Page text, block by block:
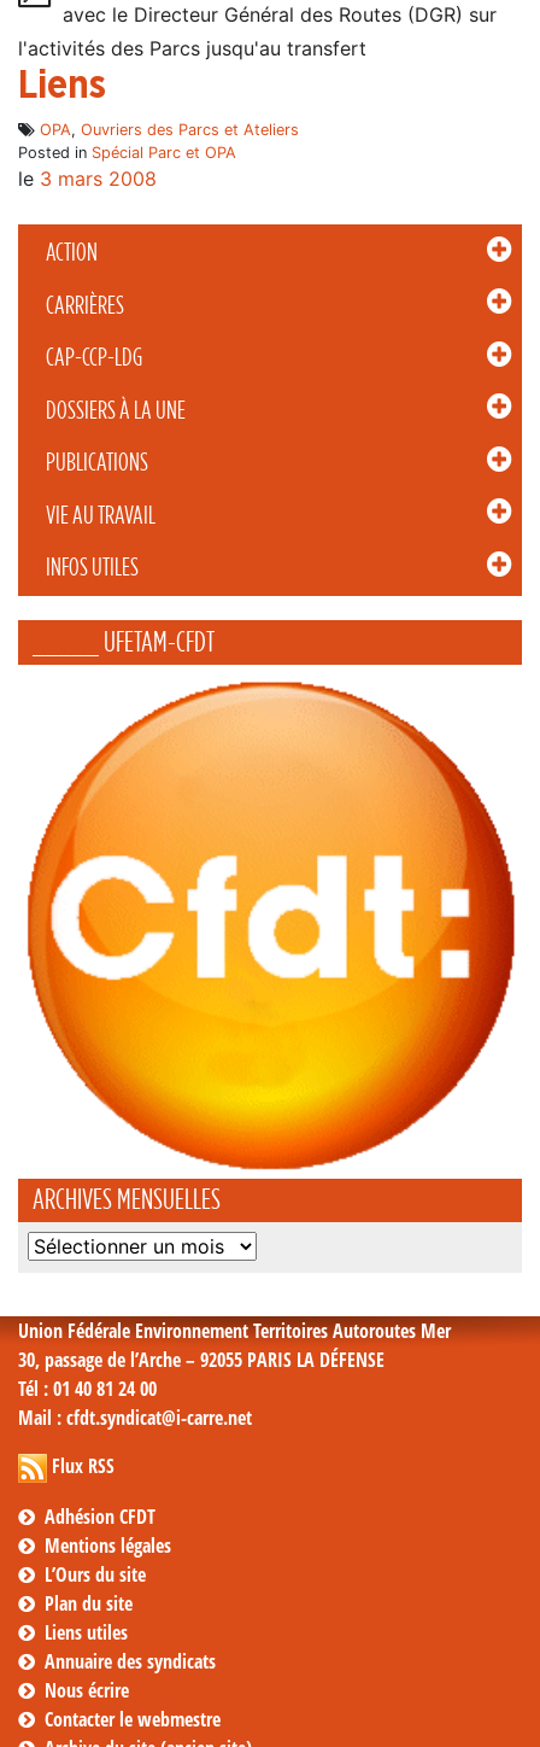
ACTION
CARRIÈRES
CAP-CCP-LDG
DOSSIERS À LA UNE
PUBLICATIONS
VIE AU TRAVAIL
INFOS UTILES
_____ UFETAM-CFDT
ARCHIVES MENSUELLES
Archives
avec le Directeur Général des Routes (DGR) sur
l'activités des Parcs jusqu'au transfert
Liens
OPA, Ouvriers des Parcs et Ateliers
Posted in Spécial Parc et OPA
le 3 mars 2008
Union Fédérale Environnement Territoires Autoroutes Mer
30, passage de l’Arche – 92055 PARIS LA DÉFENSE
Tél : 01 40 81 24 00
Mail : cfdt.syndicat@i-carre.net
Flux RSS
Adhésion CFDT
Mentions légales
L’Ours du site
Plan du site
Liens utiles
Annuaire des syndicats
Nous écrire
Contacter le webmestre